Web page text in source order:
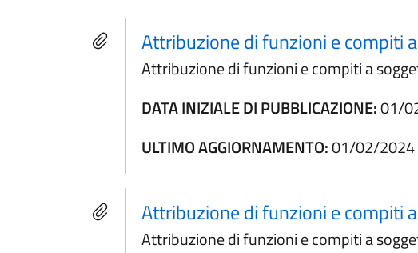
Attribuzione di funzioni e compiti
Attribuzione di funzioni e compiti a
DATA INIZIALE DI PUBBLICAZIONE:01/
ULTIMO AGGIORNAMENTO:01/02/2024
Attribuzione di funzioni e compiti
Attribuzione di funzioni e compiti a